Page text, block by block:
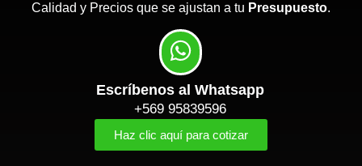
Calidad y Precios que se ajustan a tu Presupuesto.
Escríbenos al Whatsapp
+569 95839596
Haz clic aquí para cotizar